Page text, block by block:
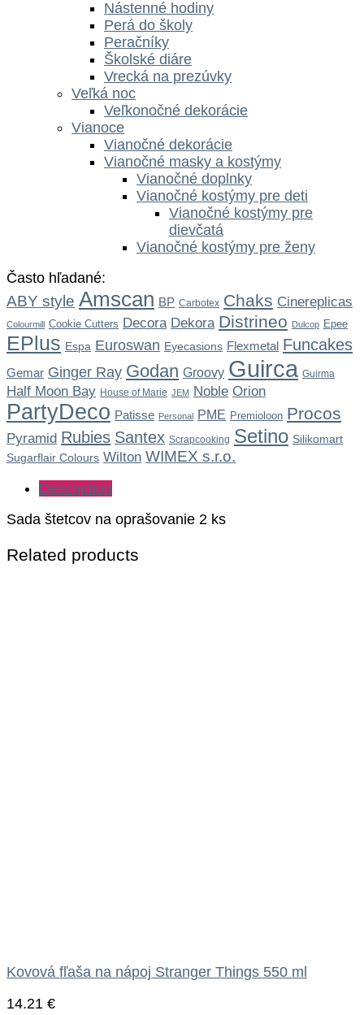
Nástenné hodiny
Perá do školy
Peračníky
Školské diáre
Vrecká na prezúvky
Veľká noc
Veľkonočné dekorácie
Vianoce
Vianočné dekorácie
Vianočné masky a kostýmy
Vianočné doplnky
Vianočné kostýmy pre deti
Vianočné kostýmy pre
dievčatá
Vianočné kostýmy pre ženy
Často hľadané:
ABY style Amscan BP Carbotex Chaks Cinereplicas
Colourmill Cookie Cutters Decora Dekora Distrineo Dulcop Epee
EPlus Espa Euroswan Eyecasions Flexmetal Funcakes
Gemar Ginger Ray Godan Groovy Guirca Guirma
Half Moon Bay House of Marie JEM Noble Orion
PartyDeco Patisse Personal PME Premioloon Procos
Pyramid Rubies Santex Scrapcooking Setino Silikomart
Sugarflair Colours Wilton WIMEX s.r.o.
Description
Sada štetcov na oprašovanie 2 ks
Related products
Kovová fľaša na nápoj Stranger Things 550 ml
14.21 €